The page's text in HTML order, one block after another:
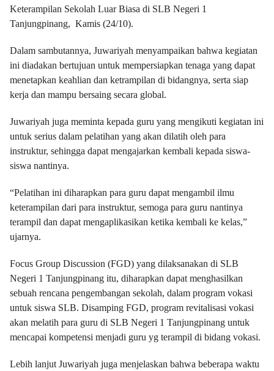
Keterampilan Sekolah Luar Biasa di SLB Negeri 1
Tanjungpinang, Kamis (24/10).
Dalam sambutannya, Juwariyah menyampaikan bahwa kegiatan
ini diadakan bertujuan untuk mempersiapkan tenaga yang dapat
menetapkan keahlian dan ketrampilan di bidangnya, serta siap
kerja dan mampu bersaing secara global.
Juwariyah juga meminta kepada guru yang mengikuti kegiatan ini
untuk serius dalam pelatihan yang akan dilatih oleh para
instruktur, sehingga dapat mengajarkan kembali kepada siswa-
siswa nantinya.
“Pelatihan ini diharapkan para guru dapat mengambil ilmu
keterampilan dari para instruktur, semoga para guru nantinya
terampil dan dapat mengaplikasikan ketika kembali ke kelas,”
ujarnya.
Focus Group Discussion (FGD) yang dilaksanakan di SLB
Negeri 1 Tanjungpinang itu, diharapkan dapat menghasilkan
sebuah rencana pengembangan sekolah, dalam program vokasi
untuk siswa SLB. Disamping FGD, program revitalisasi vokasi
akan melatih para guru di SLB Negeri 1 Tanjungpinang untuk
mencapai kompetensi menjadi guru yg terampil di bidang vokasi.
Lebih lanjut Juwariyah juga menjelaskan bahwa beberapa waktu